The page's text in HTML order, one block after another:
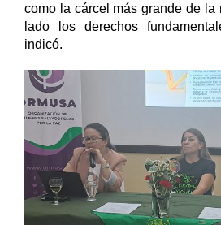
como la cárcel más grande de la
lado los derechos
indicó.